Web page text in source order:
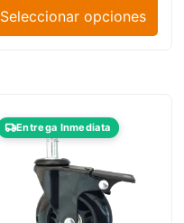
Seleccionar opciones
Entrega Inmediata